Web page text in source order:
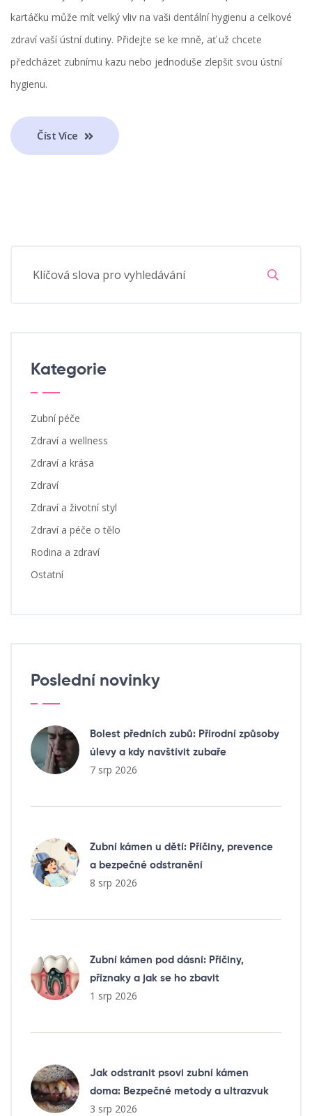
kartáčku může mít velký vliv na vaši dentální hygienu a celkové
zdraví vaší ústní dutiny. Přidejte se ke mně, ať už chcete
předcházet zubnímu kazu nebo jednoduše zlepšit svou ústní
hygienu.
Číst Více
Kategorie
Zubní péče
Zdraví a wellness
Zdraví a krása
Zdraví
Zdraví a životní styl
Zdraví a péče o tělo
Rodina a zdraví
Ostatní
Poslední novinky
Bolest předních zubů: Přírodní způsoby
úlevy a kdy navštívit zubaře
7 srp 2026
Zubní kámen u dětí: Příčiny, prevence
a bezpečné odstranění
8 srp 2026
Zubní kámen pod dásní: Příčiny,
příznaky a jak se ho zbavit
1 srp 2026
Jak odstranit psovi zubní kámen
doma: Bezpečné metody a ultrazvuk
3 srp 2026